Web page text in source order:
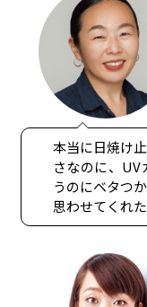
本当に日焼け
さなのに、
うのにベタつ
思わせてくれ